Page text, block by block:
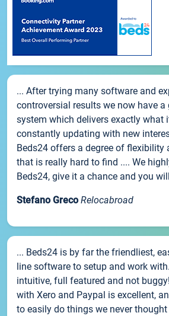
... After trying many software and
controversial results we now have a
system which delivers exactly what
constantly updating with new
Beds24 offers a degree of flexibility
that is really hard to find .... We
Beds24, give it a chance and you
Stefano Greco Relocabroad
... Beds24 is by far the friendliest,
line software to setup and work
intuitive, full featured and not
with Xero and Paypal is excellent,
to easily do things we never